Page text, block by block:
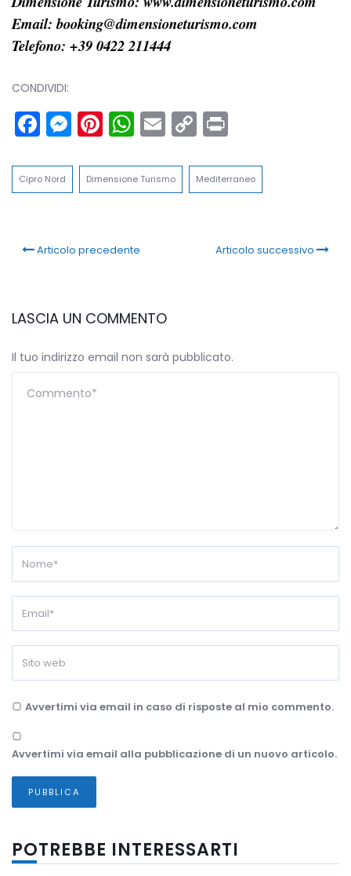
Email: booking@dimensioneturismo.com
Telefono: +39 0422 211444
CONDIVIDI:
Facebook
Messenger
Pinterest
WhatsApp
Email
Copy
Link
Cipro Nord Dimensione Turismo Mediterraneo
Articolo precedente Articolo successivo
LASCIA UN COMMENTO
Il tuo indirizzo email non sarà pubblicato.
Avvertimi via email in caso di risposte al mio commento.
Avvertimi via email alla pubblicazione di un nuovo articolo.
POTREBBE INTERESSARTI